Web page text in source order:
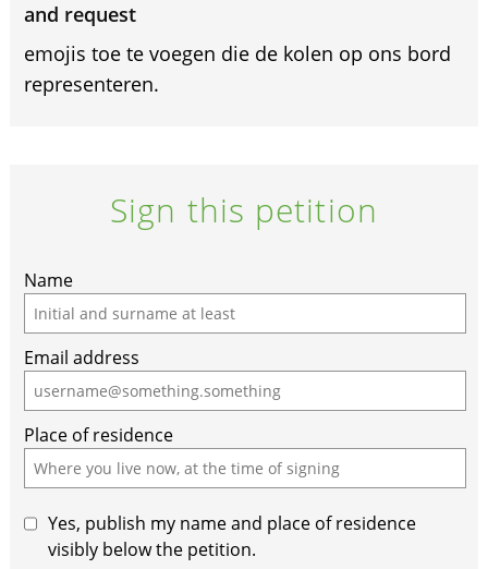
and request
emojis toe te voegen die de kolen op ons bord
representeren.
Sign this petition
Name
Email address
Place of residence
Yes, publish my name and place of residence
visibly below the petition.